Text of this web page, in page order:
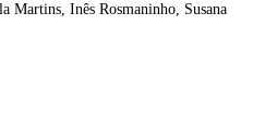
Martins, Inês Rosmaninho, Susana